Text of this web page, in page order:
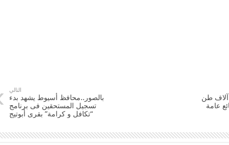
موانئ السويس تستقبل 6 آلاف طن
التالي
بالصور..محافظ أسيوط يشهد بدء
تسجيل المستحقين فى برنامج
“تكافل و كرامة” بقرى أبوتيج